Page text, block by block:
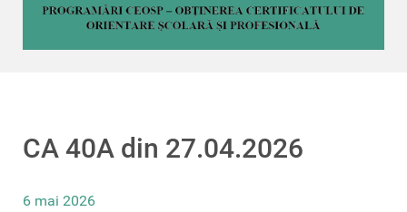
CA 40A din 27.04.2026
6 mai 2026